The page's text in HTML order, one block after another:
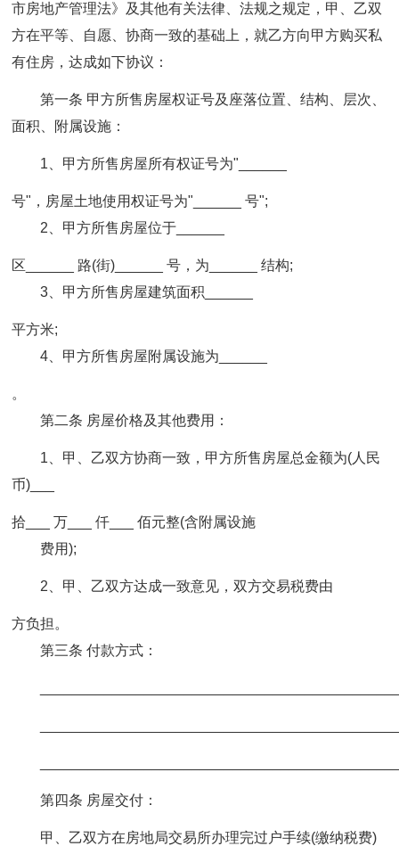
市房地产管理法》及其他有关法律、法规之规定，甲、乙双
方在平等、自愿、协商一致的基础上，就乙方向甲方购买私
有住房，达成如下协议：
第一条 甲方所售房屋权证号及座落位置、结构、层次、
面积、附属设施：
1、甲方所售房屋所有权证号为"______
号"，房屋土地使用权证号为"______ 号";
2、甲方所售房屋位于______
区______ 路(街)______ 号，为______ 结构;
3、甲方所售房屋建筑面积______
平方米;
4、甲方所售房屋附属设施为______
。
第二条 房屋价格及其他费用：
1、甲、乙双方协商一致，甲方所售房屋总金额为(人民
币)___
拾___ 万___ 仟___ 佰元整(含附属设施
费用);
2、甲、乙双方达成一致意见，双方交易税费由
方负担。
第三条 付款方式：
第四条 房屋交付：
甲、乙双方在房地局交易所办理完过户手续(缴纳税费)